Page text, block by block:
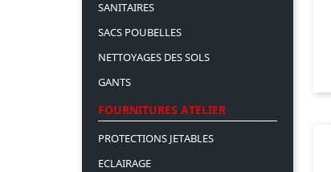
SANITAIRES
SACS POUBELLES
NETTOYAGES DES SOLS
GANTS
FOURNITURES ATELIER
PROTECTIONS JETABLES
ECLAIRAGE